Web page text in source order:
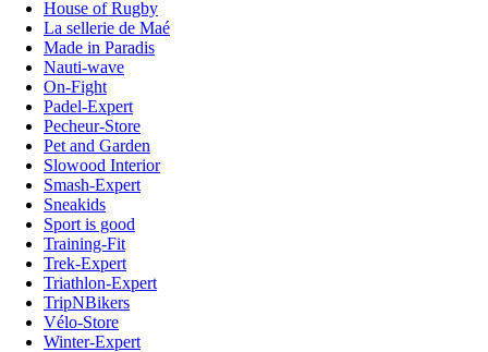
House of Rugby
La sellerie de Maé
Made in Paradis
Nauti-wave
On-Fight
Padel-Expert
Pecheur-Store
Pet and Garden
Slowood Interior
Smash-Expert
Sneakids
Sport is good
Training-Fit
Trek-Expert
Triathlon-Expert
TripNBikers
Vélo-Store
Winter-Expert